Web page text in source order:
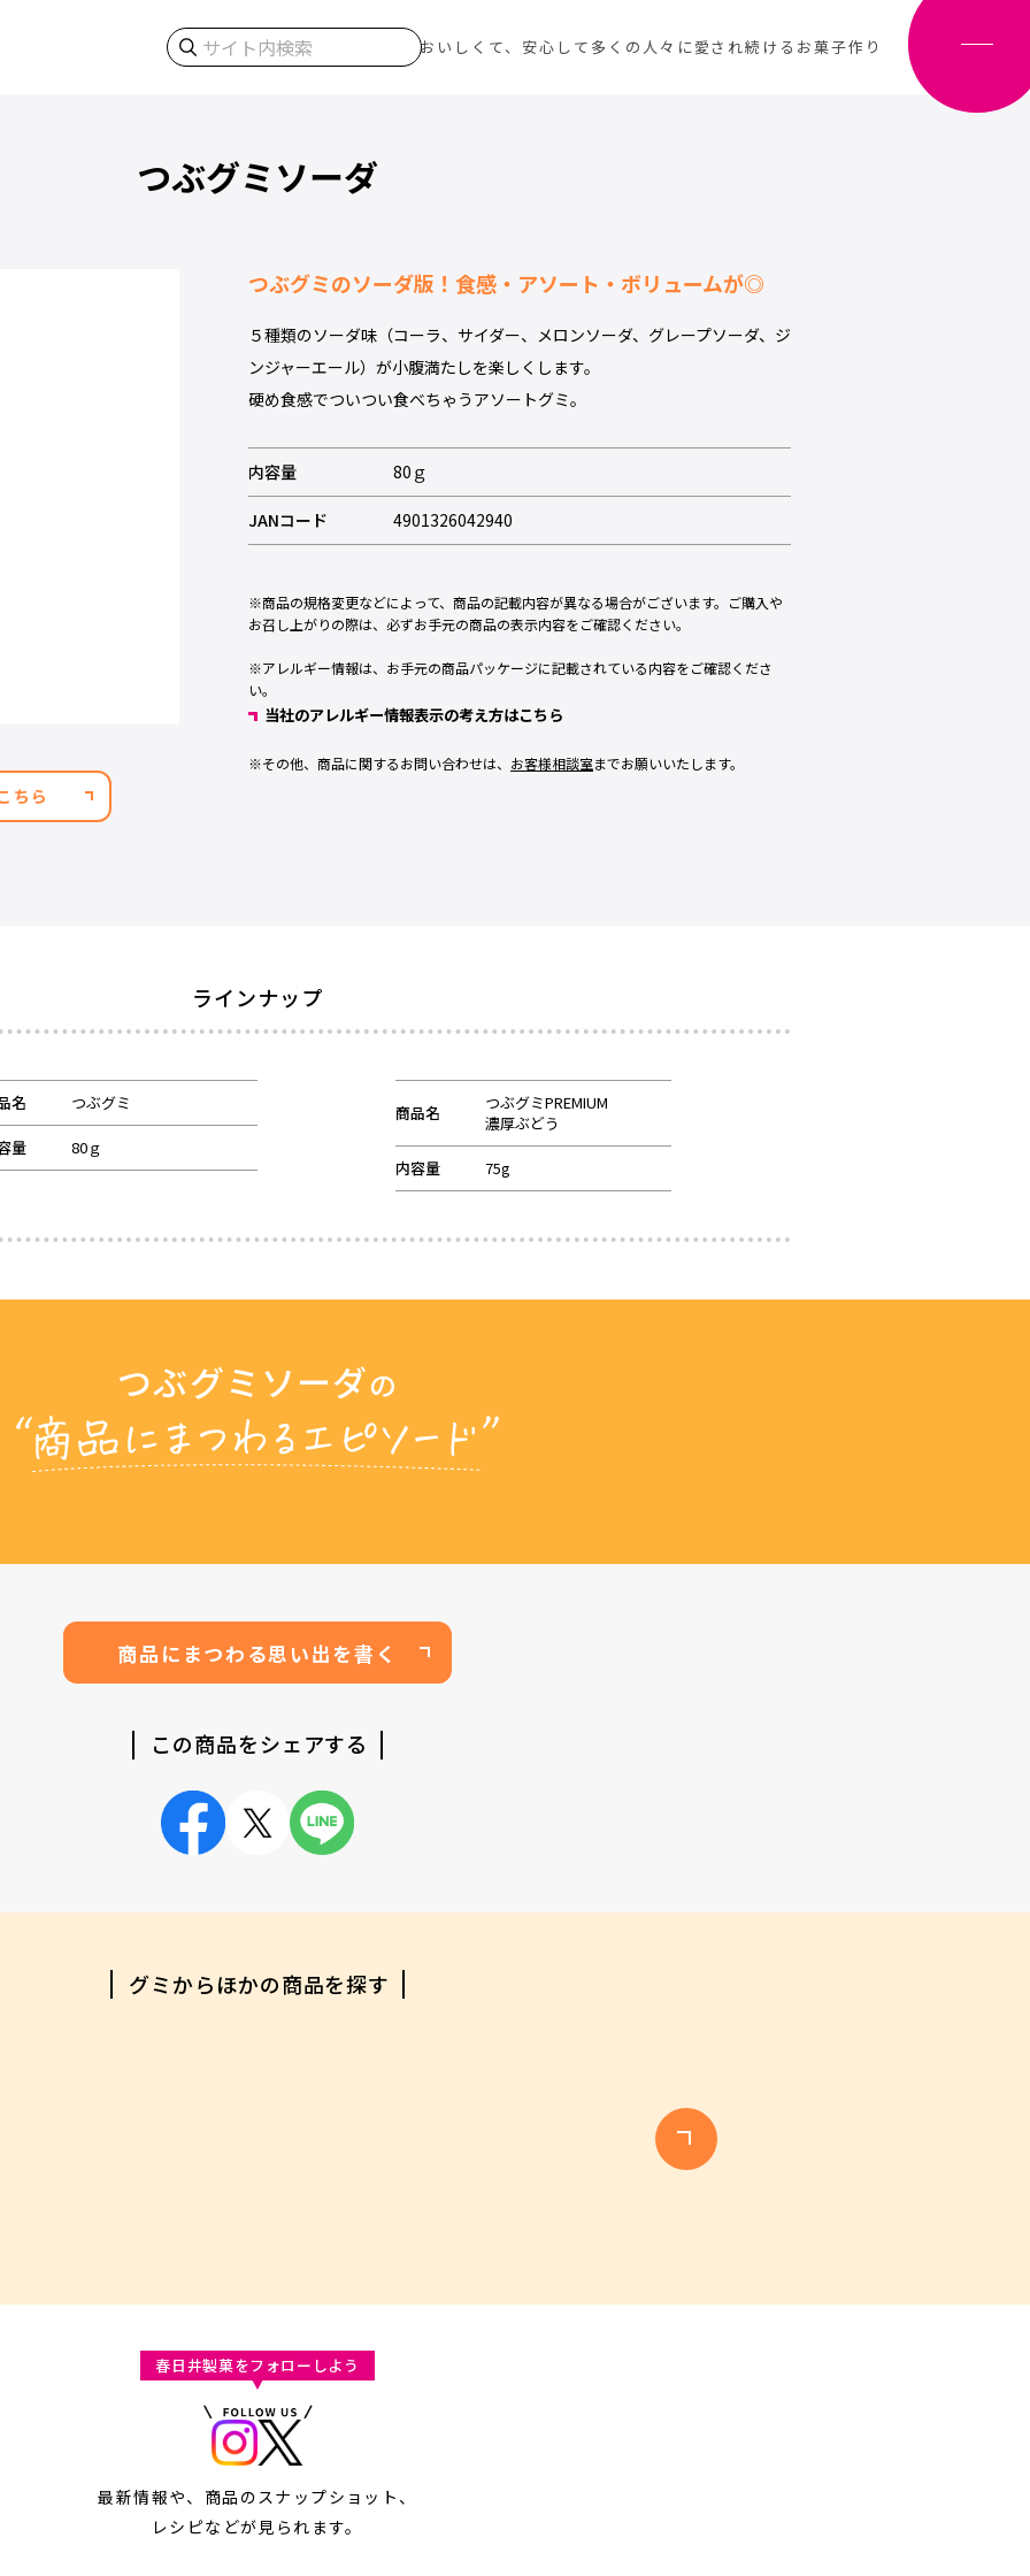
検索 おいしくて、安心して多くの人々に愛され続けるお菓子作り
つぶグミソーダ
つぶグミのソーダ版！食感・アソート・ボリュームが◎
５種類のソーダ味（コーラ、サイダー、メロンソーダ、グレープソーダ、ジ
ンジャーエール）が小腹満たしを楽しくします。
硬め食感でついつい食べちゃうアソートグミ。
内容量 80ｇ
JANコード 4901326042940
ちら
※商品の規格変更などによって、商品の記載内容が異なる場合がございます。ご購入や
お召し上がりの際は、必ずお手元の商品の表示内容をご確認ください。
※アレルギー情報は、お手元の商品パッケージに記載されている内容をご確認くださ
い。
当社のアレルギー情報表示の考え方はこちら
※その他、商品に関するお問い合わせは、 お客様相談室までお願いいたします。
ラインナップ
名 つぶグミ
量 80ｇ
商品名
つぶグミPREMIUM
濃厚ぶどう
内容量 75g
つぶグミソーダの
商品にまつわる思い出を書く
この商品をシェアする
グミからほかの商品を探す
春日井製菓をフォローしよう
最新情報や、商品のスナップショット、
レシピなどが見られます。